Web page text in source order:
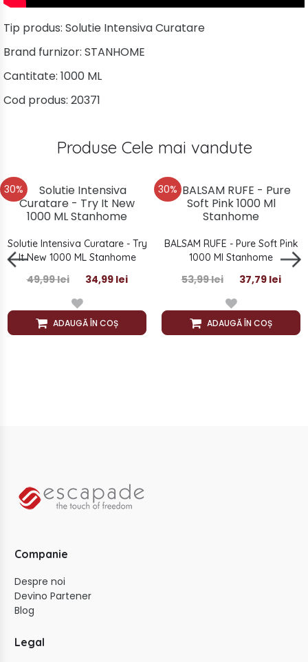
Tip produs: Solutie Intensiva Curatare
Brand furnizor: STANHOME
Cantitate: 1000 ML
Cod produs: 20371
Produse Cele mai vandute
30%
Solutie Intensiva Curatare - Try
It New 1000 ML Stanhome
49,99 lei 34,99 lei
ADAUGĂ ÎN COȘ
30%
BALSAM RUFE - Pure Soft Pink
1000 Ml Stanhome
53,99 lei 37,79 lei
ADAUGĂ ÎN COȘ
Companie
Despre noi
Devino Partener
Blog
Legal